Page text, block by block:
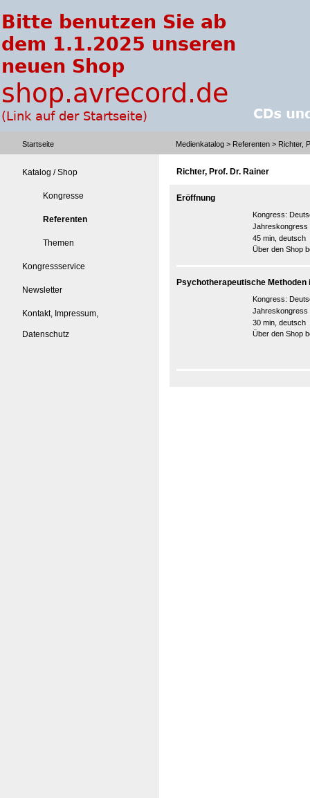
Startseite Medienkatalog > Referenten > Richter,
Katalog / Shop
Kongresse
Referenten
Themen
Kongressservice
Newsletter
Kontakt, Impressum,
Datenschutz
Richter, Prof. Dr. Rainer
Eröffnung
Kongress:
Jahreskongress
45 min, deutsch
Über den Shop
Psychotherapeutische
Kongress:
Jahreskongress
30 min, deutsch
Über den Shop